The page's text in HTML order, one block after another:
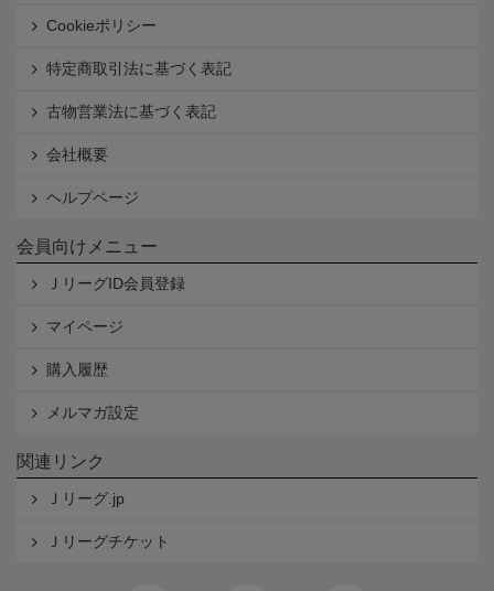
Cookieポリシー
特定商取引法に基づく表記
古物営業法に基づく表記
会社概要
ヘルプページ
会員向けメニュー
ＪリーグID会員登録
マイページ
購入履歴
メルマガ設定
関連リンク
Ｊリーグ.jp
Ｊリーグチケット